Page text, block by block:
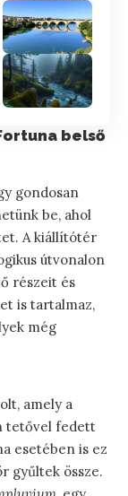
belső
gondosan
be, ahol
A kiállítótér
útvonalon
részeit és
is tartalmaz,
még
amely a
tetővel fedett
esetében is ez
gyűltek össze.